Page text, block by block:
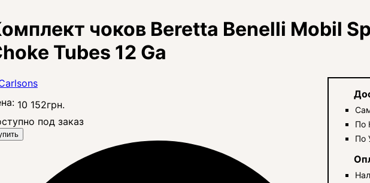
чоков Beretta Benelli Mobil
Tubes 12 Ga
10 152грн.
под заказ
По
По